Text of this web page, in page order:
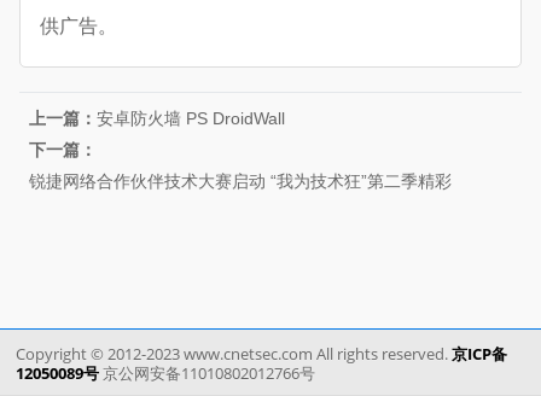
供广告。
上一篇：安卓防火墙 PS DroidWall
下一篇：
锐捷网络合作伙伴技术大赛启动 “我为技术狂”第二季精彩
Copyright © 2012-2023 www.cnetsec.com All rights reserved.京ICP备
12050089号京公网安备11010802012766号